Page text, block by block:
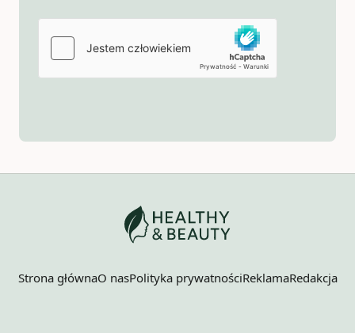
Strona głównaO nasPolityka prywatnościReklamaRedakcja